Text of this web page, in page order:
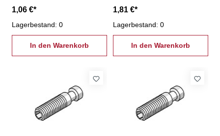
1,06 €*
Lagerbestand: 0
In den Warenkorb
1,81 €*
Lagerbestand: 0
In den Warenkorb